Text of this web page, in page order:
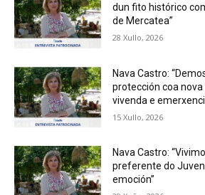
dun fito histórico
de Mercatea”
28 Xullo, 2026
Nava Castro:
protección coa
vivenda e
15 Xullo, 2026
Nava Castro:
preferente do
emoción”